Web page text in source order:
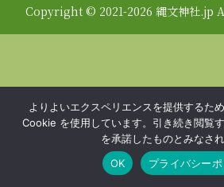
Copyright © 2021-2026 縄文神社.jp
ホーム 検索
よりよいエクスペリエンスを提供するた
Cookie を使用しています。引き続き閲覧
を承諾したものとみなされ
OK
プライバシー